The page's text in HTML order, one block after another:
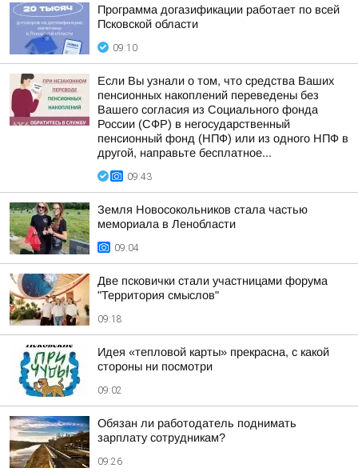
Программа догазификации работает по всей
Псковской области
09:10
Если Вы узнали о том, что средства Ваших
пенсионных накоплений переведены без
Вашего согласия из Социального фонда
России (СФР) в негосударственный
пенсионный фонд (НПФ) или из одного НПФ в
другой, направьте бесплатное...
09:43
Земля Новосокольников стала частью
мемориала в Ленобласти
09:04
Две псковички стали участницами форума
"Территория смыслов"
09:18
Идея «тепловой карты» прекрасна, с какой
стороны ни посмотри
09:02
Обязан ли работодатель поднимать
зарплату сотрудникам?
09:26